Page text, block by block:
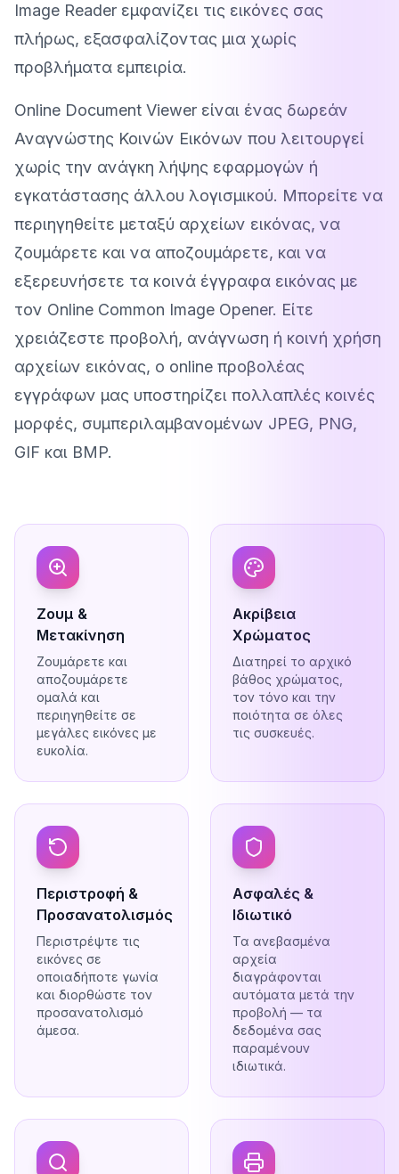
Image Reader εμφανίζει τις εικόνες σας
πλήρως, εξασφαλίζοντας μια χωρίς
προβλήματα εμπειρία.
Online Document Viewer είναι ένας δωρεάν
Αναγνώστης Κοινών Εικόνων που λειτουργεί
χωρίς την ανάγκη λήψης εφαρμογών ή
εγκατάστασης άλλου λογισμικού. Μπορείτε να
περιηγηθείτε μεταξύ αρχείων εικόνας, να
ζουμάρετε και να αποζουμάρετε, και να
εξερευνήσετε τα κοινά έγγραφα εικόνας με
τον Online Common Image Opener. Είτε
χρειάζεστε προβολή, ανάγνωση ή κοινή χρήση
αρχείων εικόνας, ο online προβολέας
εγγράφων μας υποστηρίζει πολλαπλές κοινές
μορφές, συμπεριλαμβανομένων JPEG, PNG,
GIF και BMP.
Ζουμ &
Μετακίνηση
Ζουμάρετε και
αποζουμάρετε
ομαλά και
περιηγηθείτε σε
μεγάλες εικόνες με
ευκολία.
Ακρίβεια
Χρώματος
Διατηρεί το αρχικό
βάθος χρώματος,
τον τόνο και την
ποιότητα σε όλες
τις συσκευές.
Περιστροφή &
Προσανατολισμός
Περιστρέψτε τις
εικόνες σε
οποιαδήποτε γωνία
και διορθώστε τον
προσανατολισμό
άμεσα.
Ασφαλές &
Ιδιωτικό
Τα ανεβασμένα
αρχεία
διαγράφονται
αυτόματα μετά την
προβολή — τα
δεδομένα σας
παραμένουν
ιδιωτικά.